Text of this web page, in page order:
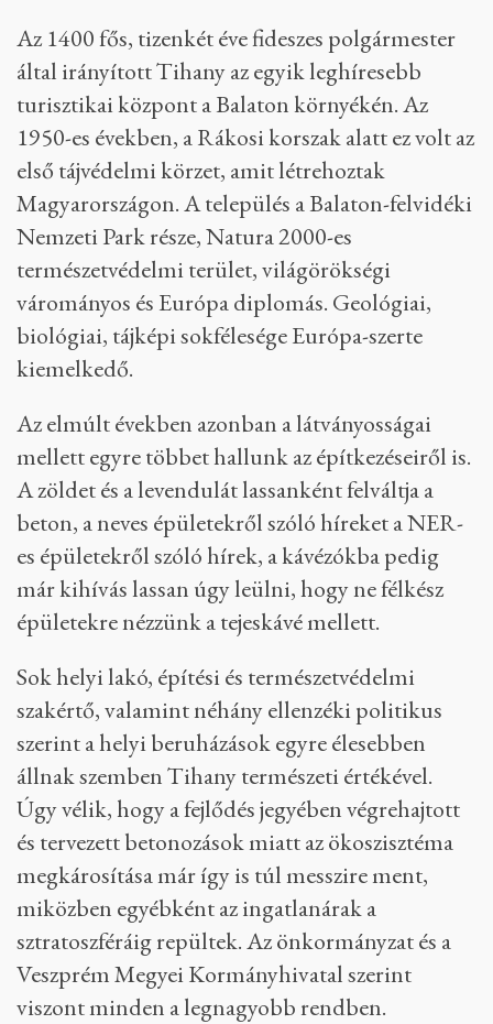
Az 1400 fős, tizenkét éve fideszes polgármester
által irányított Tihany az egyik leghíresebb
turisztikai központ a Balaton környékén. Az
1950-es években, a Rákosi korszak alatt ez volt az
első tájvédelmi körzet, amit létrehoztak
Magyarországon. A település a Balaton-felvidéki
Nemzeti Park része, Natura 2000-es
természetvédelmi terület, világörökségi
várományos és Európa diplomás. Geológiai,
biológiai, tájképi sokfélesége Európa-szerte
kiemelkedő.
Az elmúlt években azonban a látványosságai
mellett egyre többet hallunk az építkezéseiről is.
A zöldet és a levendulát lassanként felváltja a
beton, a neves épületekről szóló híreket a NER-
es épületekről szóló hírek, a kávézókba pedig
már kihívás lassan úgy leülni, hogy ne félkész
épületekre nézzünk a tejeskávé mellett.
Sok helyi lakó, építési és természetvédelmi
szakértő, valamint néhány ellenzéki politikus
szerint a helyi beruházások egyre élesebben
állnak szemben Tihany természeti értékével.
Úgy vélik, hogy a fejlődés jegyében végrehajtott
és tervezett betonozások miatt az ökoszisztéma
megkárosítása már így is túl messzire ment,
miközben egyébként az ingatlanárak a
sztratoszféráig repültek. Az önkormányzat és a
Veszprém Megyei Kormányhivatal szerint
viszont minden a legnagyobb rendben.